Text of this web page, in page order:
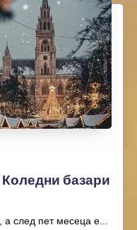
базари
а след пет месеца е...